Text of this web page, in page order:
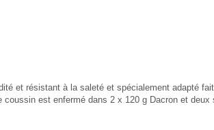
et résistant à la saleté et spécialement adapté
est enfermé dans 2 x 120 g Dacron et deux